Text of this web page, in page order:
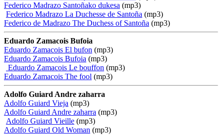
Federico Madrazo Santoñako dukesa (mp3)
Federico Madrazo La Duchesse de Santoña (mp3)
Federico de Madrazo The Duchess of Santoña (mp3)
Eduardo Zamacois Bufoia
Eduardo Zamacois El bufon (mp3)
Eduardo Zamacois Bufoia (mp3)
Eduardo Zamacois Le bouffon (mp3)
Eduardo Zamacois The fool (mp3)
Adolfo Guiard Andre zaharra
Adolfo Guiard Vieja (mp3)
Adolfo Guiard Andre zaharra (mp3)
Adolfo Guiard Vieille (mp3)
Adolfo Guiard Old Woman (mp3)